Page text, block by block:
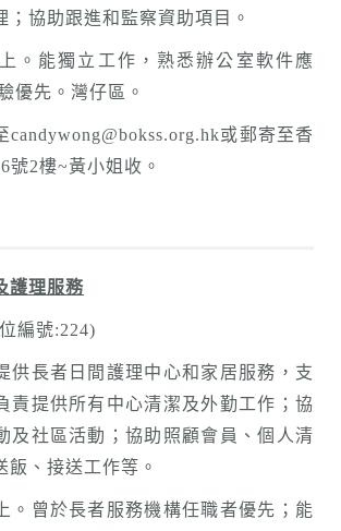
；協助跟進和監察資助項目。
。能獨立工作，熟悉辦公室軟件應
優先。灣仔區。
candywong@bokss.org.hk或郵寄至香
號2樓~黃小姐收。
護理服務
編號:224)
供長者日間護理中心和家居服務，支
責提供所有中心清潔及外勤工作；協
及社區活動；協助照顧會員、個人清
飯、接送工作等。
。曾於長者服務機構任職者優先；能